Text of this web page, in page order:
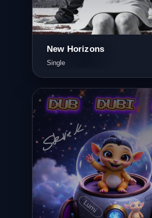
New Horizons
Single